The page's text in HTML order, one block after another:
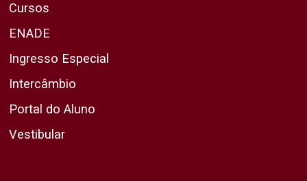
Cursos
ENADE
Ingresso Especial
Intercâmbio
Portal do Aluno
Vestibular